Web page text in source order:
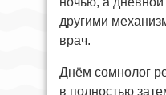
другими
врач.
Днём сомнолог
в полностью